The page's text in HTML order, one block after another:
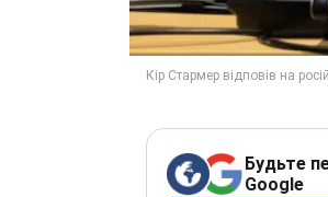
Будьте
Google